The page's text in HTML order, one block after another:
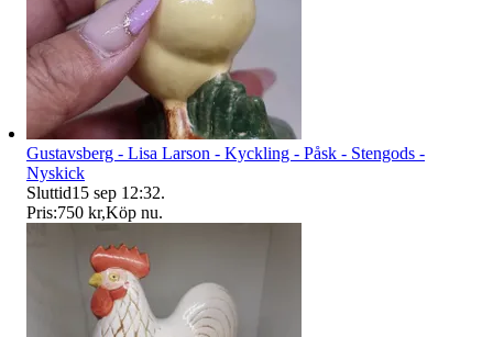
Gustavsberg - Lisa Larson - Kyckling - Påsk - Stengods -
Nyskick
Sluttid15 sep 12:32.
Pris:750 kr,Köp nu.